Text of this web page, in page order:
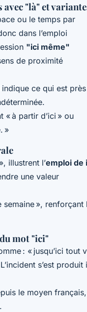
"là" et
ou le temps par
dans l’emploi
"ici même"
de proximité
indique ce qui est
« à partir d’ici » ou
»
illustrent l’emploi de
une valeur
semaine », renforçant
mot "ici"
: « jusqu’ici tout
s’est produit
le moyen français,